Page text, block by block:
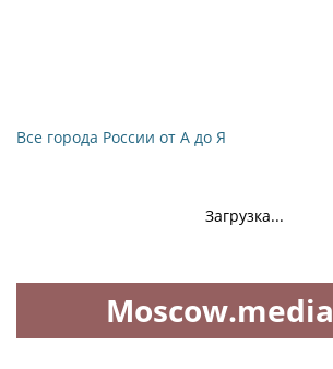
Все города России от А до Я
Загрузка...
Moscow.media